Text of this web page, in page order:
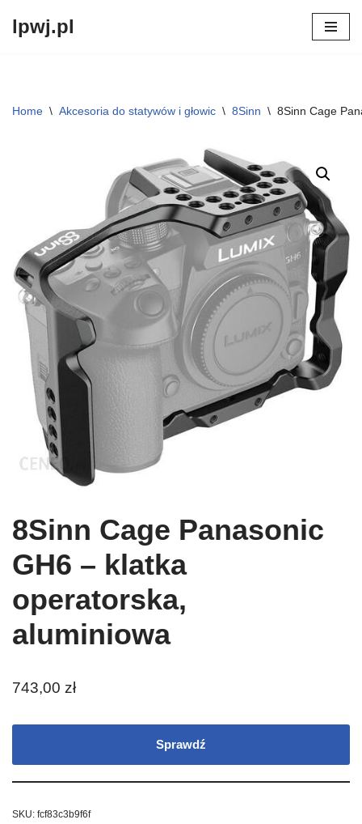
lpwj.pl
Home \ Akcesoria do statywów i głowic \ 8Sinn \ 8Sinn Cage
8Sinn Cage Panasonic
GH6 – klatka
operatorska,
aluminiowa
743,00 zł
Sprawdź
SKU: fcf83c3b9f6f